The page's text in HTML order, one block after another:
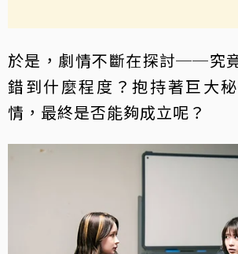
於是，劇情不斷在探討──究
錯到什麼程度？抱持著巨大
情，最終是否能夠成立呢？